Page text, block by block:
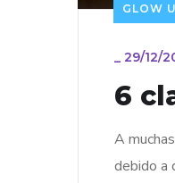
GLOW
_ 29/12/
6
A
debido a